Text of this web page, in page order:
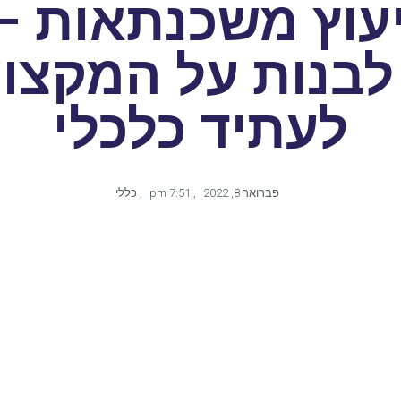
לבנות על
לעתיד כלכלי
פברואר 8, 2022 ,
, כללי